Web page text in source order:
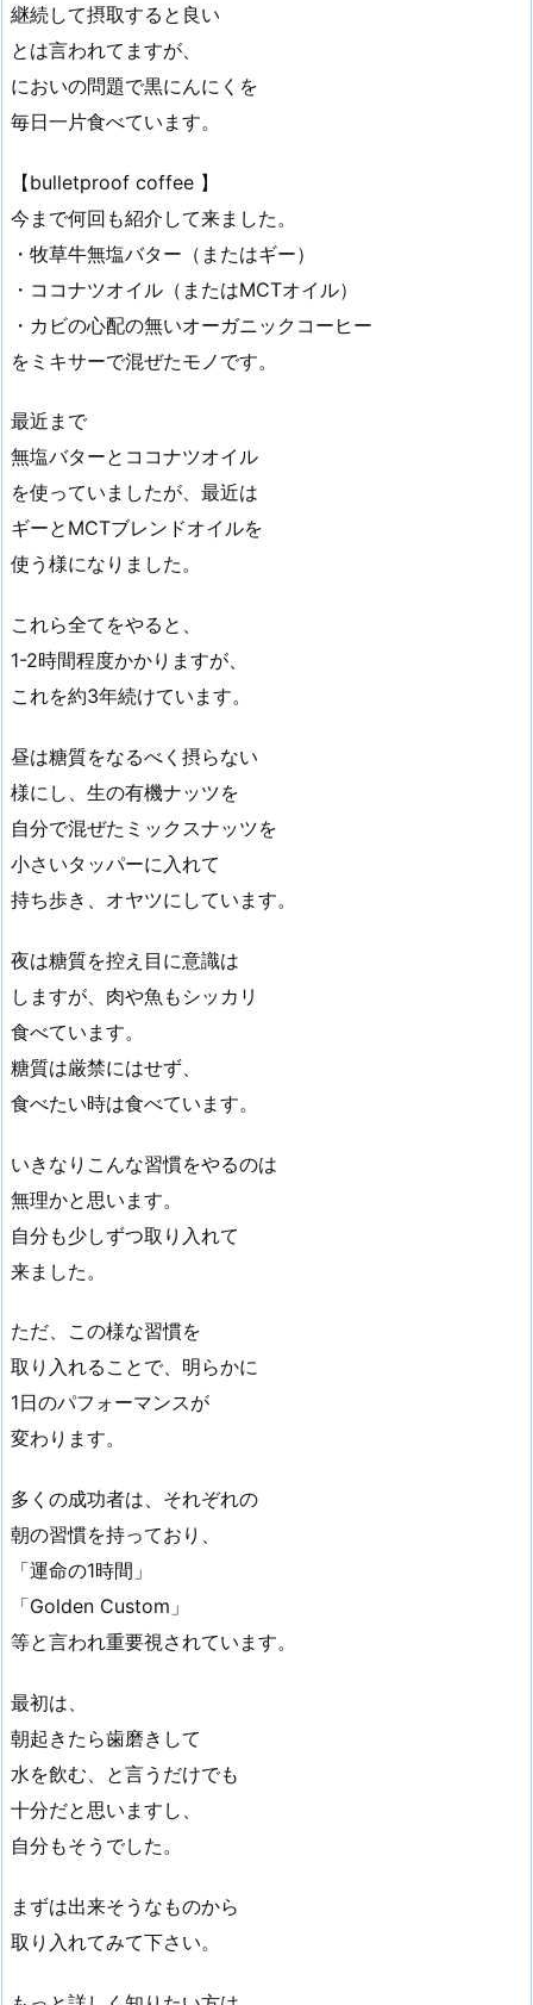
継続して摂取すると良い
とは言われてますが、
においの問題で黒にんにくを
毎日一片食べています。
【bulletproof coffee 】
今まで何回も紹介して来ました。
・牧草牛無塩バター（またはギー）
・ココナツオイル（またはMCTオイル）
・カビの心配の無いオーガニックコーヒー
をミキサーで混ぜたモノです。
最近まで
無塩バターとココナツオイル
を使っていましたが、最近は
ギーとMCTブレンドオイルを
使う様になりました。
これら全てをやると、
1-2時間程度かかりますが、
これを約3年続けています。
昼は糖質をなるべく摂らない
様にし、生の有機ナッツを
自分で混ぜたミックスナッツを
小さいタッパーに入れて
持ち歩き、オヤツにしています。
夜は糖質を控え目に意識は
しますが、肉や魚もシッカリ
食べています。
糖質は厳禁にはせず、
食べたい時は食べています。
いきなりこんな習慣をやるのは
無理かと思います。
自分も少しずつ取り入れて
来ました。
ただ、この様な習慣を
取り入れることで、明らかに
1日のパフォーマンスが
変わります。
多くの成功者は、それぞれの
朝の習慣を持っており、
「運命の1時間」
「Golden Custom」
等と言われ重要視されています。
最初は、
朝起きたら歯磨きして
水を飲む、と言うだけでも
十分だと思いますし、
自分もそうでした。
まずは出来そうなものから
取り入れてみて下さい。